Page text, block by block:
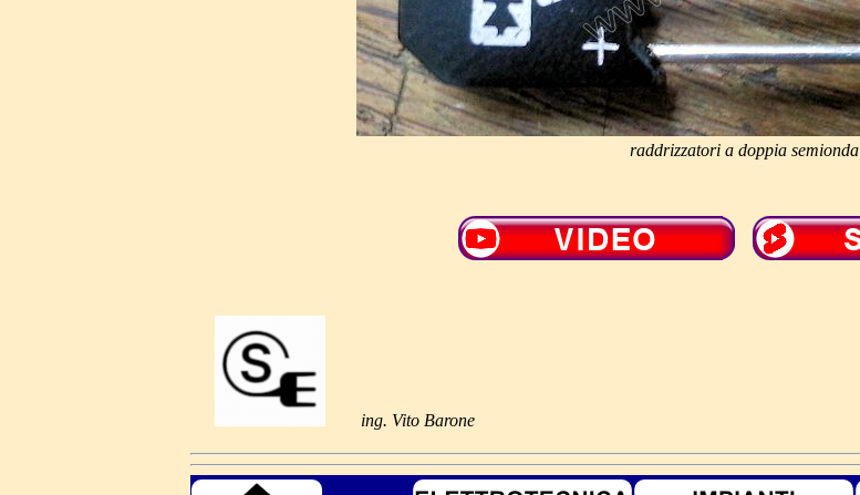
raddrizzatori a doppia semionda
ing. Vito Barone